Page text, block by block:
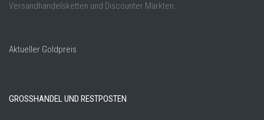
Versandhandelsketten und Discounter Märkten.
Aktueller Goldpreis
GROSSHANDEL UND RESTPOSTEN